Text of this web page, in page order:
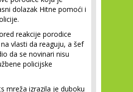
dolazak Hitne pomoći i
reakcije porodice
vlasti da reaguju, a šef
da se novinari nisu
policijske
mreža izrazila je duboku